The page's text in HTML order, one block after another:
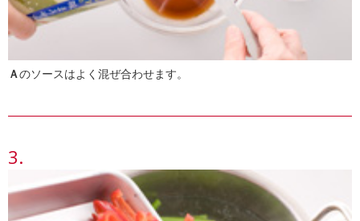
Ａのソースはよく混ぜ合わせます。